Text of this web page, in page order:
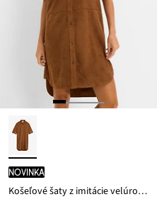
novinka
Košeľové šaty z imitácie velúrovej kože